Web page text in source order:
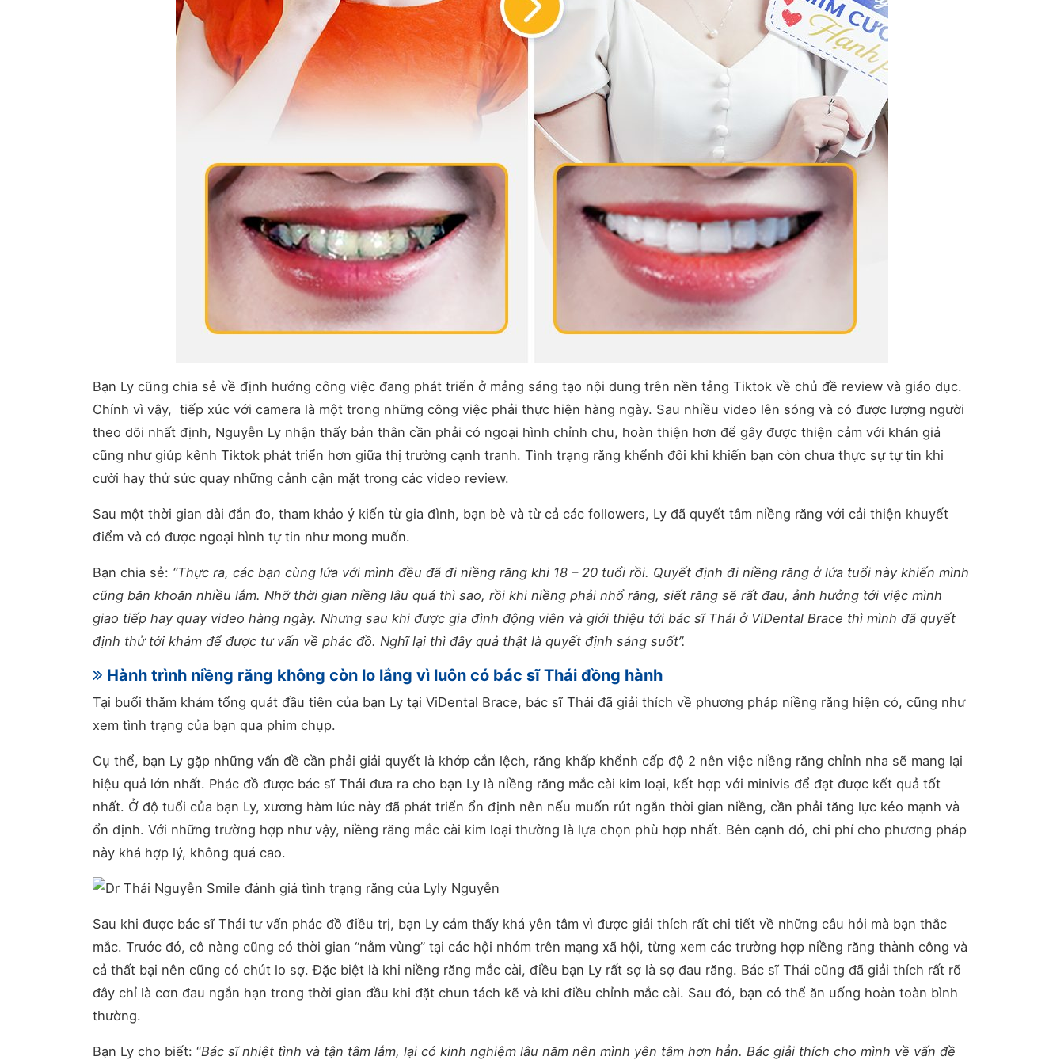
Bạn Ly cũng chia sẻ về định hướng công việc đang phát triển ở mảng sáng tạo nội dung trên nền tảng Tiktok về chủ đề review và giáo dục.
Chính vì vậy, tiếp xúc với camera là một trong những công việc phải thực hiện hàng ngày. Sau nhiều video lên sóng và có được lượng người
theo dõi nhất định, Nguyễn Ly nhận thấy bản thân cần phải có ngoại hình chỉnh chu, hoàn thiện hơn để gây được thiện cảm với khán giả
cũng như giúp kênh Tiktok phát triển hơn giữa thị trường cạnh tranh. Tình trạng răng khểnh đôi khi khiến bạn còn chưa thực sự tự tin khi
cười hay thử sức quay những cảnh cận mặt trong các video review.
Sau một thời gian dài đắn đo, tham khảo ý kiến từ gia đình, bạn bè và từ cả các followers, Ly đã quyết tâm niềng răng với cải thiện khuyết
điểm và có được ngoại hình tự tin như mong muốn.
Bạn chia sẻ: “Thực ra, các bạn cùng lứa với mình đều đã đi niềng răng khi 18 – 20 tuổi rồi. Quyết định đi niềng răng ở lứa tuổi này khiến mình
cũng băn khoăn nhiều lắm. Nhỡ thời gian niềng lâu quá thì sao, rồi khi niềng phải nhổ răng, siết răng sẽ rất đau, ảnh hưởng tới việc mình
giao tiếp hay quay video hàng ngày. Nhưng sau khi được gia đình động viên và giới thiệu tới bác sĩ Thái ở ViDental Brace thì mình đã quyết
định thử tới khám để được tư vấn về phác đồ. Nghĩ lại thì đây quả thật là quyết định sáng suốt”.
Hành trình niềng răng không còn lo lắng vì luôn có bác sĩ Thái đồng hành
Tại buổi thăm khám tổng quát đầu tiên của bạn Ly tại ViDental Brace, bác sĩ Thái đã giải thích về phương pháp niềng răng hiện có, cũng như
xem tình trạng của bạn qua phim chụp.
Cụ thể, bạn Ly gặp những vấn đề cần phải giải quyết là khớp cắn lệch, răng khấp khểnh cấp độ 2 nên việc niềng răng chỉnh nha sẽ mang lại
hiệu quả lớn nhất. Phác đồ được bác sĩ Thái đưa ra cho bạn Ly là niềng răng mắc cài kim loại, kết hợp với minivis để đạt được kết quả tốt
nhất. Ở độ tuổi của bạn Ly, xương hàm lúc này đã phát triển ổn định nên nếu muốn rút ngắn thời gian niềng, cần phải tăng lực kéo mạnh và
ổn định. Với những trường hợp như vậy, niềng răng mắc cài kim loại thường là lựa chọn phù hợp nhất. Bên cạnh đó, chi phí cho phương pháp
này khá hợp lý, không quá cao.
Sau khi được bác sĩ Thái tư vấn phác đồ điều trị, bạn Ly cảm thấy khá yên tâm vì được giải thích rất chi tiết về những câu hỏi mà bạn thắc
mắc. Trước đó, cô nàng cũng có thời gian “nằm vùng” tại các hội nhóm trên mạng xã hội, từng xem các trường hợp niềng răng thành công và
cả thất bại nên cũng có chút lo sợ. Đặc biệt là khi niềng răng mắc cài, điều bạn Ly rất sợ là sợ đau răng. Bác sĩ Thái cũng đã giải thích rất rõ
đây chỉ là cơn đau ngắn hạn trong thời gian đầu khi đặt chun tách kẽ và khi điều chỉnh mắc cài. Sau đó, bạn có thể ăn uống hoàn toàn bình
thường.
Bạn Ly cho biết: “Bác sĩ nhiệt tình và tận tâm lắm, lại có kinh nghiệm lâu năm nên mình yên tâm hơn hẳn. Bác giải thích cho mình về vấn đề